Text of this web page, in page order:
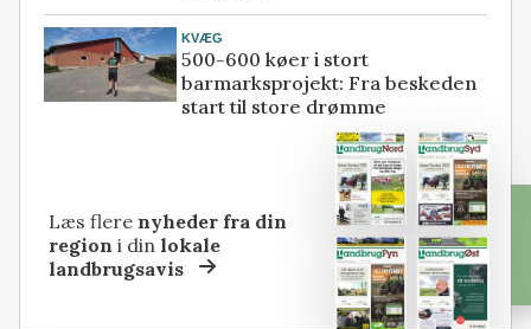
KVÆG
500-600 køer i stort
barmarksprojekt: Fra beskeden
start til store drømme
Læs flere nyheder fra din
region i dinlokale
landbrugsavis